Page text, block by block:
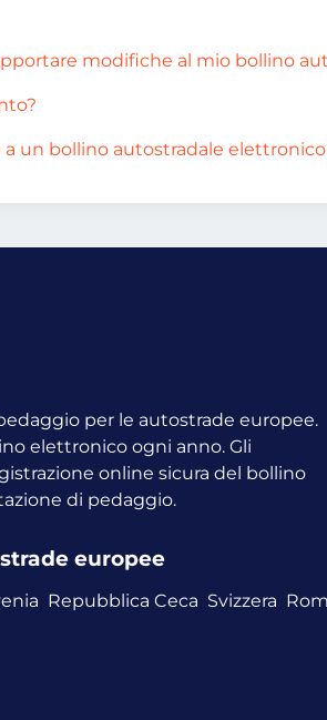
modifiche al mio bollino
a un bollino autostradale
per le autostrade europee.
elettronico ogni anno. Gli
online sicura del bollino
di pedaggio.
europee
Repubblica Ceca Svizzera